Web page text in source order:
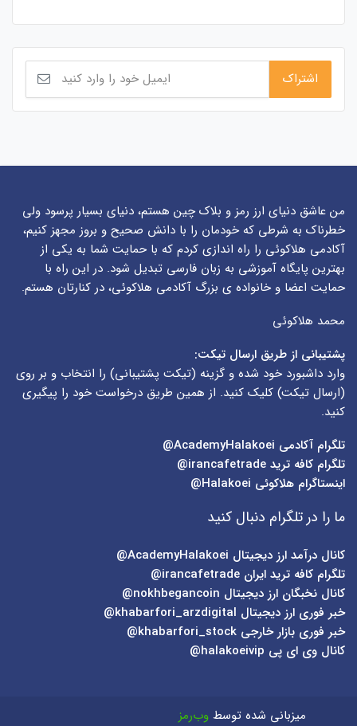
من عاشق دنیای ارز رمز و بلاک چین هستم، دنیای بسیار پرسود ولی
خطرناک به شرطی که خودمان را با دانش صحیح و بروز مجهز کنیم،
آکادمی هلاکوئی را راه اندازی کردم که با حمایت شما به یکی از
بهترین پایگاه آموزشی به زبان فارسی تبدیل شود. در این راه با
حمایت اعضا و خانواده ی بزرگ آکادمی هلاکوئی، در کنارتان هستم.
محمد هلاکوئی
پشتیبانی از طریق ارسال تیکت:
وارد داشبورد خود شده و گزینه (تیکت پشتیبانی) را انتخاب و بر روی
(ارسال تیکت) کلیک کنید. از همین طریق درخواست خود را پیگیری
کنید.
تلگرام آکادمی
تلگرام کافه ترید irancafetrade@
اینستاگرام هلاکوئی Halakoei@
ما را در تلگرام دنبال کنید
کانال درآمد ارز دیجیتال AcademyHalakoei@
تلگرام کافه ترید ایران irancafetrade@
کانال نخبگان ارز دیجیتال nokhbegancoin@
خبر فوری ارز دیجیتال khabarfori_arzdigital@
خبر فوری بازار خارجی khabarfori_stock@
کانال وی ای پی halakoeivip@
میزبانی شده توسط وب‌رمز